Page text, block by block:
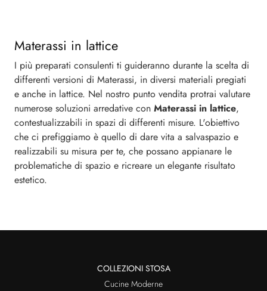
Materassi in lattice
I più preparati consulenti ti guideranno durante la scelta di
differenti versioni di Materassi, in diversi materiali pregiati
e anche in lattice. Nel nostro punto vendita protrai valutare
numerose soluzioni arredative con Materassi in lattice,
contestualizzabili in spazi di differenti misure. L'obiettivo
che ci prefiggiamo è quello di dare vita a salvaspazio e
realizzabili su misura per te, che possano appianare le
problematiche di spazio e ricreare un elegante risultato
estetico.
COLLEZIONI STOSA
Cucine Moderne